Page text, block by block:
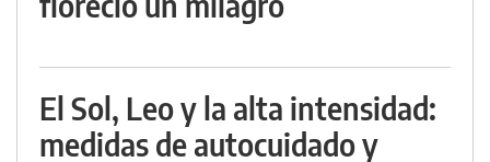
El Sol, Leo y la alta intensidad:
medidas de autocuidado y